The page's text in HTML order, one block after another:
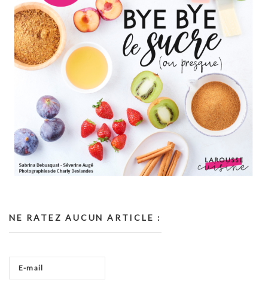
NE RATEZ AUCUN ARTICLE :